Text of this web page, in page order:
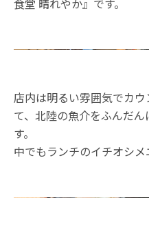
店内は明るい雰囲気でカ
て、北陸の魚介をふんだ
す。
中でもランチのイチオシメ